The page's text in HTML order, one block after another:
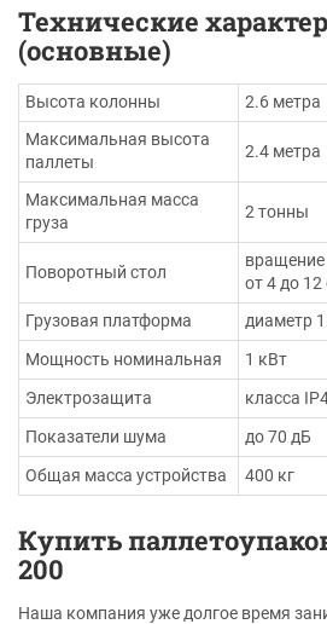
Технические
(основные)
Высота колонны
2.6 метра
Максимальная высота
паллеты
2.4 метра
Максимальная масса
груза
2 тонны
Поворотный стол
вращение
от 4 до
Грузовая платформа
диаметр
Мощность номинальная
1 кВт
Электрозащита
класса
Показатели шума
до 70 дБ
Общая масса устройства
400 кг
Купить
200
Наша компания уже долгое время